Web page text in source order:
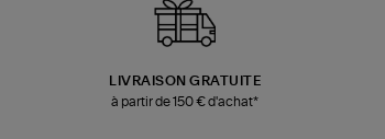
LIVRAISON GRATUITE
à partir de 150 € d'achat*